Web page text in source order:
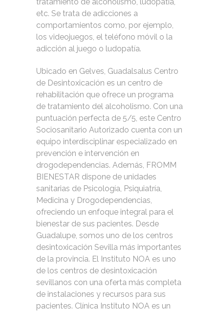
etc. Se trata de adicciones a
comportamientos como, por ejemplo,
los videojuegos, el teléfono móvil o la
adicción al juego o ludopatía.
Ubicado en Gelves, Guadalsalus Centro
de Desintoxicación es un centro de
rehabilitación que ofrece un programa
de tratamiento del alcoholismo. Con una
puntuación perfecta de 5/5, este Centro
Sociosanitario Autorizado cuenta con un
equipo interdisciplinar especializado en
prevención e intervención en
drogodependencias. Además, FROMM
BIENESTAR dispone de unidades
sanitarias de Psicología, Psiquiatría,
Medicina y Drogodependencias,
ofreciendo un enfoque integral para el
bienestar de sus pacientes. Desde
Guadalupe, somos uno de los centros
desintoxicación Sevilla más importantes
de la provincia. El Instituto NOA es uno
de los centros de desintoxicación
sevillanos con una oferta más completa
de instalaciones y recursos para sus
pacientes. Clínica Instituto NOA es un